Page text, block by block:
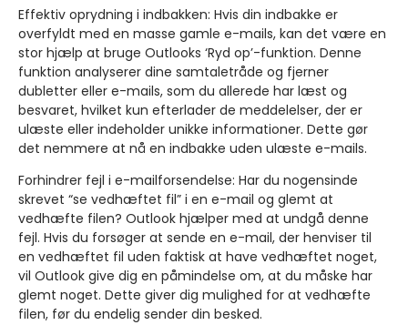
Effektiv oprydning i indbakken: Hvis din indbakke er
overfyldt med en masse gamle e-mails, kan det være en
stor hjælp at bruge Outlooks ‘Ryd op’-funktion. Denne
funktion analyserer dine samtaletråde og fjerner
dubletter eller e-mails, som du allerede har læst og
besvaret, hvilket kun efterlader de meddelelser, der er
ulæste eller indeholder unikke informationer. Dette gør
det nemmere at nå en indbakke uden ulæste e-mails.
Forhindrer fejl i e-mailforsendelse: Har du nogensinde
skrevet “se vedhæftet fil” i en e-mail og glemt at
vedhæfte filen? Outlook hjælper med at undgå denne
fejl. Hvis du forsøger at sende en e-mail, der henviser til
en vedhæftet fil uden faktisk at have vedhæftet noget,
vil Outlook give dig en påmindelse om, at du måske har
glemt noget. Dette giver dig mulighed for at vedhæfte
filen, før du endelig sender din besked.